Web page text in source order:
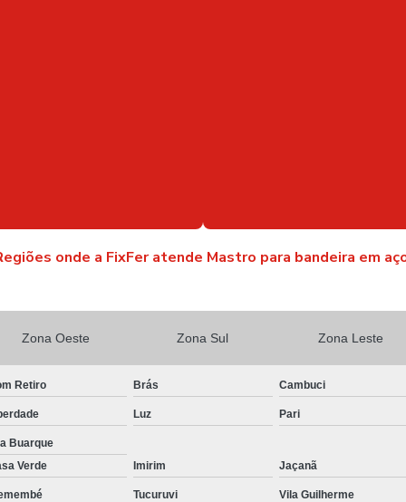
onde a FixFer atende Mastro para bandeira em
Zona Oeste Zona Sul Zona Leste
Retiro Brás Cambuci
Luz Pari
Buarque
Verde
Imirim Jaçanã
Tucuruvi Vila Guilherme